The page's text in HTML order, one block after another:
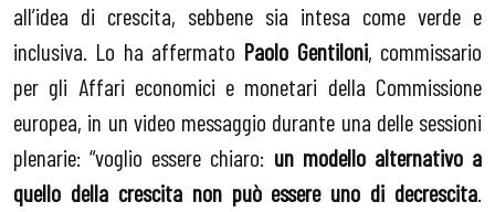
all’idea di crescita, sebbene sia intesa come verde e
inclusiva. Lo ha affermato Paolo Gentiloni, commissario
per gli Affari economici e monetari della Commissione
europea, in un video messaggio durante una delle sessioni
plenarie: “voglio essere chiaro: un modello alternativo a
quello della crescita non può essere uno di decrescita